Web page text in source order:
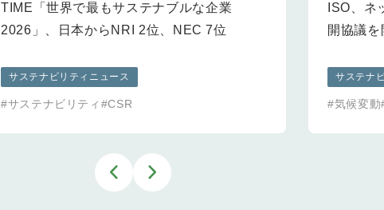
TIME「世界で最もサステナブルな企業
2026」、日本からNRI 2位、NEC 7位
サステナビリティニュース
#サステナビリティ #CSR
ISO、ネ
開協議を
サステナ
#気候変動